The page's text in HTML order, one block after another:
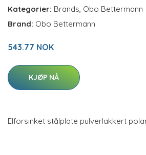
Kategorier: Brands, Obo Bettermann
Brand: Obo Bettermann
543.77 NOK
KJØP NÅ
Elforsinket stålplate pulverlakkert